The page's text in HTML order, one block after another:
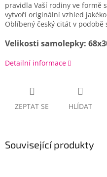
pravidla Vaší rodiny ve formě
vytvoří originální vzhled
Oblíbený český citát v podobě
Velikosti samolepky:
Detailní informace
ZEPTAT SE HLÍDAT
Související produkty